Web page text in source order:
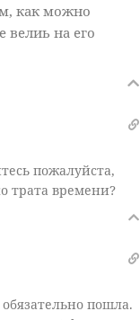
как можно
велиь на его
пожалуйста,
трата времени?
пошла.